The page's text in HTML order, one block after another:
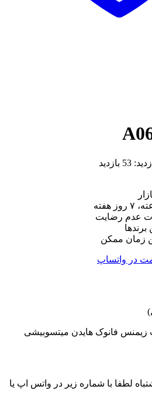
53 بازدید
عدم رضایت
برندها
زمان ممکن
در واتساپ
زیمنس فانوک هایدن میتسوبیشی
لطفا با شماره زیر در واتس اپ یا